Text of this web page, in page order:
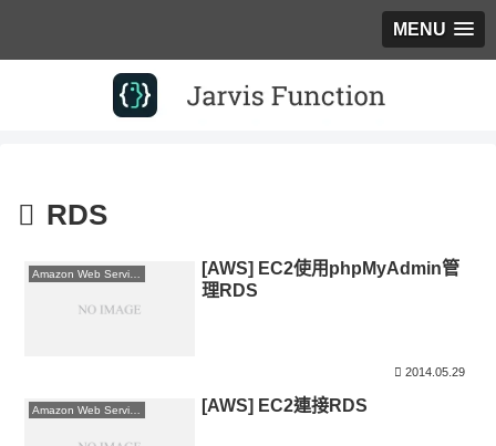
MENU
RDS
Amazon Web Services
[AWS] EC2使用phpMyAdmin管
理RDS
2014.05.29
Amazon Web Services [AWS] EC2連接RDS